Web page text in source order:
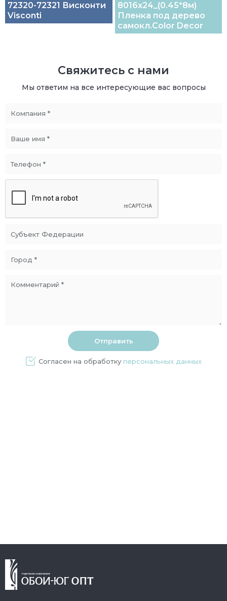
72320-72321 Висконти
Visconti
8016х24_(0.45*8м)
Пленка под дерево
самокл.Color Decor
Свяжитесь с нами
Мы ответим на все интересующие вас вопросы
Согласен на обработку персональных данных